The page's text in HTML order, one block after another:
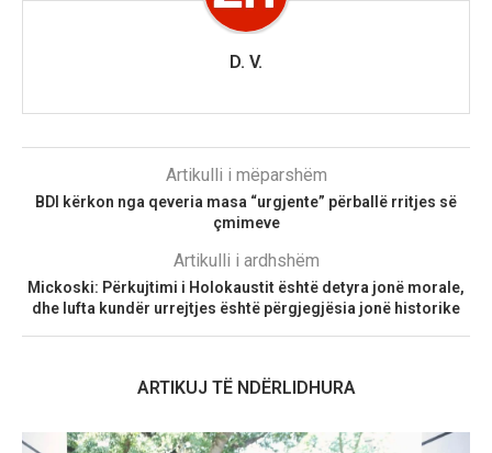
D. V.
Artikulli i mëparshëm
BDI kërkon nga qeveria masa “urgjente” përballë rritjes së
çmimeve
Artikulli i ardhshëm
Mickoski: Përkujtimi i Holokaustit është detyra jonë morale,
dhe lufta kundër urrejtjes është përgjegjësia jonë historike
ARTIKUJ TË NDËRLIDHURA